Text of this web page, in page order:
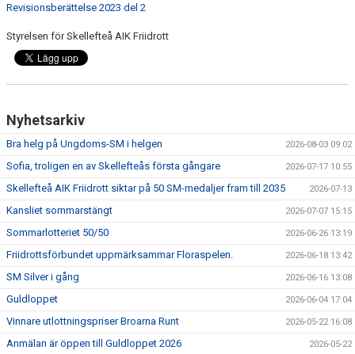
Revisionsberättelse 2023 del 2
Styrelsen för Skellefteå AIK Friidrott
Nyhetsarkiv
Bra helg på Ungdoms-SM i helgen 2026-08-03 09:02
Sofia, troligen en av Skellefteås första gångare 2026-07-17 10:55
Skellefteå AIK Friidrott siktar på 50 SM-medaljer fram till 2035 2026-07-13
Kansliet sommarstängt 2026-07-07 15:15
Sommarlotteriet 50/50 2026-06-26 13:19
Friidrottsförbundet uppmärksammar Floraspelen. 2026-06-18 13:42
SM Silver i gång 2026-06-16 13:08
Guldloppet 2026-06-04 17:04
Vinnare utlottningspriser Broarna Runt 2026-05-22 16:08
Anmälan är öppen till Guldloppet 2026 2026-05-22